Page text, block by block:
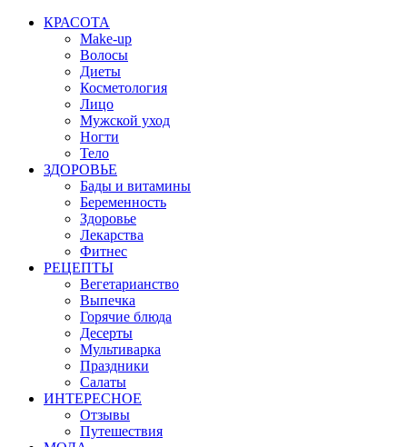
КРАСОТА
Make-up
Волосы
Диеты
Косметология
Лицо
Мужской уход
Ногти
Тело
ЗДОРОВЬЕ
Бады и витамины
Беременность
Здоровье
Лекарства
Фитнес
РЕЦЕПТЫ
Вегетарианство
Выпечка
Горячие блюда
Десерты
Мультиварка
Праздники
Салаты
ИНТЕРЕСНОЕ
Отзывы
Путешествия